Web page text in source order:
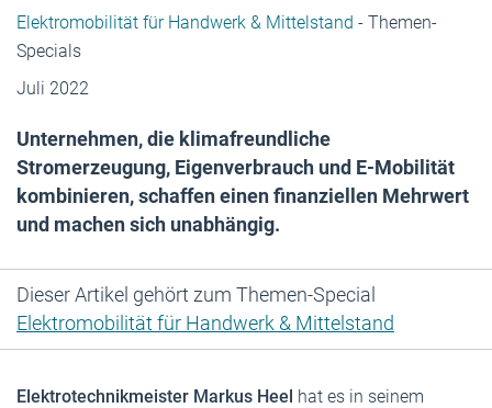
Elektromobilität für Handwerk & Mittelstand - Themen-
Specials
Juli 2022
Unternehmen, die klimafreundliche
Stromerzeugung, Eigenverbrauch und E-Mobilität
kombinieren, schaffen einen finanziellen Mehrwert
und machen sich unabhängig.
Dieser Artikel gehört zum Themen-Special
Elektromobilität für Handwerk & Mittelstand
Elektrotechnikmeister Markus Heel hat es in seinem